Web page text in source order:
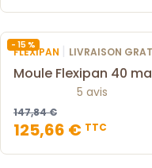
- 15 %
FLEXIPAN | LIVRAISON
Moule Flexipan 40
5 avis
147,84 €
125,66 € TTC